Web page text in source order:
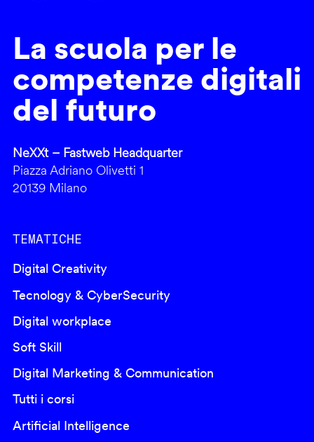
La scuola per le
competenze digitali
del futuro
NeXXt – Fastweb Headquarter
Piazza Adriano Olivetti 1
20139 Milano
TEMATICHE
Digital Creativity
Tecnology & CyberSecurity
Digital workplace
Soft Skill
Digital Marketing & Communication
Tutti i corsi
Artificial Intelligence